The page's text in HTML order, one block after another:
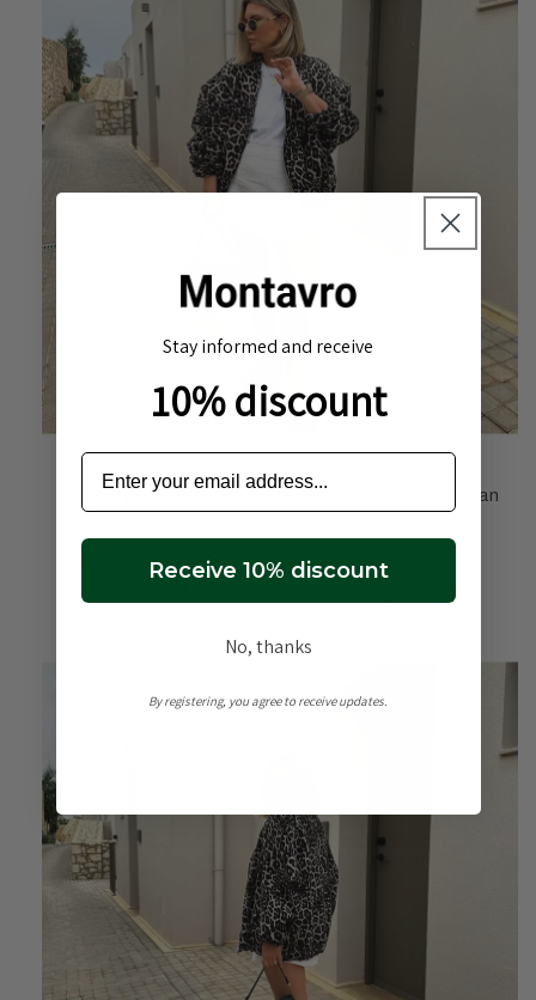
Polyvalente :Se porte aussi bien avec un jean
d’audace.
Stay informed and receive
10% discount
Receive 10% discount
No, thanks
By registering, you agree to receive updates.